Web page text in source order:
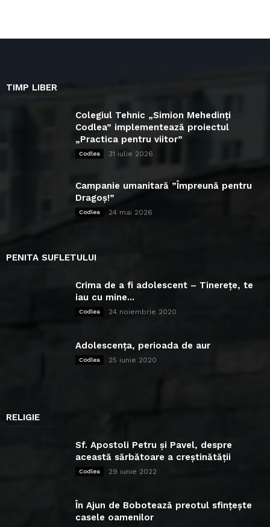
TIMP LIBER
Colegiul Tehnic „Simion Mehedinți
Codlea” implementează proiectul
„Practica pentru viitor”
Codlea 31 iulie 2026
Campanie umanitară ”Împreună pentru
Dragoș!”
Codlea 24 mai 2026
PENITA SUFLETULUI
Crima de a fi adolescent – Tinerețe, te
iau cu mine...
Codlea 24 noiembrie 2020
Adolescența, perioada de aur
Codlea 25 iunie 2020
RELIGIE
Sf. Apostoli Petru și Pavel, despre
această sărbătoare a creștinătății
Codlea 29 iunie 2022
În Ajun de Bobotează preotul sfințește
casele oamenilor